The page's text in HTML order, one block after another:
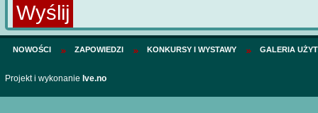
Wyślij
NOWOŚCI ZAPOWIEDZI KONKURSY I WYSTAWY GALERIA
Projekt i wykonanie Ive.no